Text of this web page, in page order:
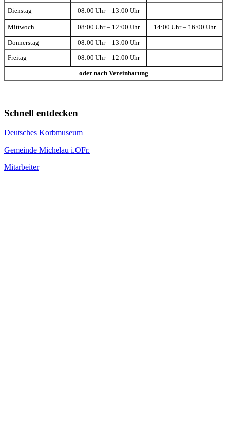
Dienstag 08:00 Uhr – 13:00 Uhr
Mittwoch 08:00 Uhr – 12:00 Uhr 14:00 Uhr – 16:00 Uhr
Donnerstag 08:00 Uhr – 13:00 Uhr
Freitag 08:00 Uhr – 12:00 Uhr
oder nach Vereinbarung
Schnell entdecken
Deutsches Korbmuseum
Gemeinde Michelau i.OFr.
Mitarbeiter